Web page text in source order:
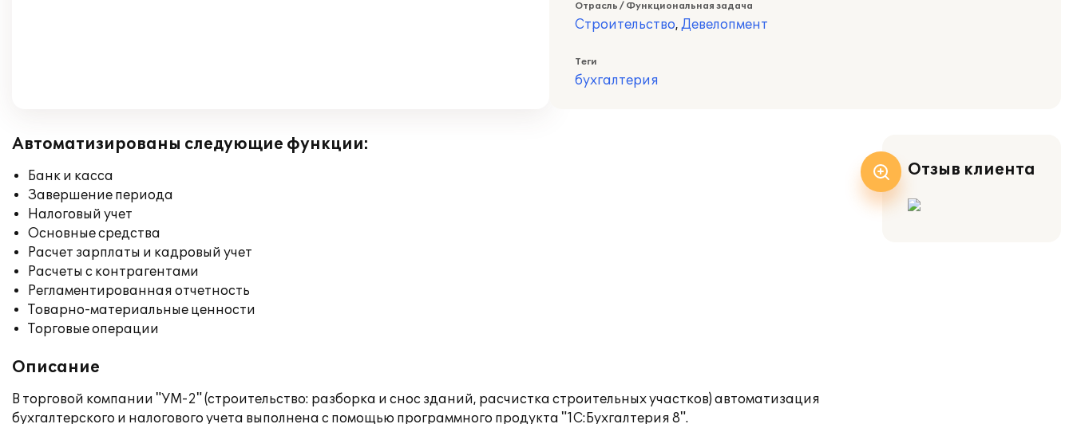
Отрасль / Функциональная задача
Строительство, Девелопмент
Теги
бухгалтерия
Автоматизированы следующие функции:
Банк и касса
Завершение периода
Налоговый учет
Основные средства
Расчет зарплаты и кадровый учет
Расчеты с контрагентами
Регламентированная отчетность
Товарно-материальные ценности
Торговые операции
Описание
В торговой компании "УМ-2" (строительство: разборка и снос зданий, расчистка строительных участков) автоматизация
бухгалтерского и налогового учета выполнена с помощью программного продукта "1С:Бухгалтерия 8".
Отзыв клиента